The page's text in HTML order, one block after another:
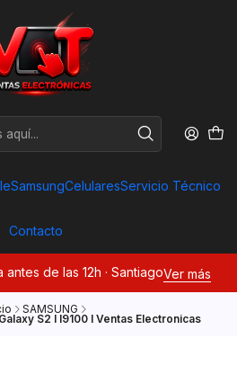
SamsungCelularesServicio Técnico
Contacto
de las 12h · SantiagoVer más
SAMSUNG
S2 I I9100 I Ventas Electronicas